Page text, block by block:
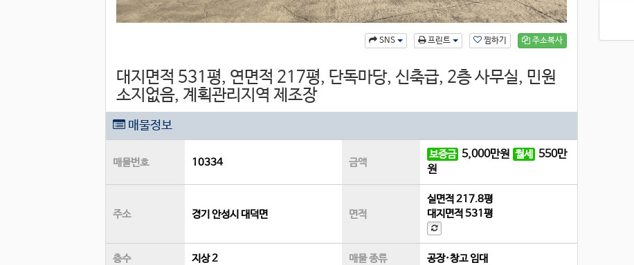
주소복사
찜하기
프린트
SNS
대지면적 531평, 연면적 217평, 단독마당, 신축급, 2층 사무실, 민원
소지없음, 계획관리지역 제조장
매물정보
매물번호 10334 금액
보증금 5,000만원 월세 550만
원
주소 경기 안성시 대덕면 면적
실면적217.8평
대지면적531평
층수 지상 2 매물 종류 공장·창고 임대